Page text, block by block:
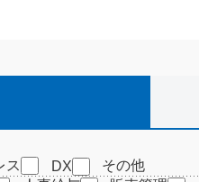
ス DX
その他